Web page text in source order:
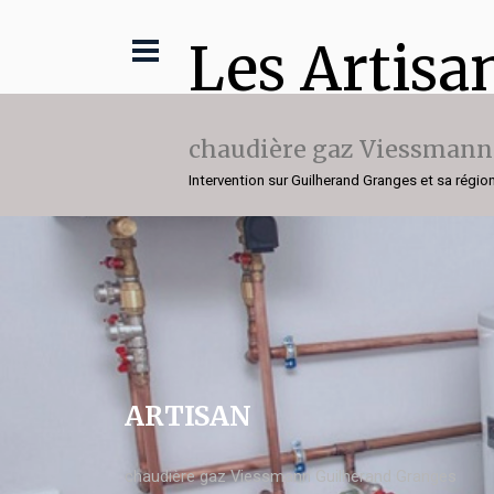
Les
chaudière gaz Viessmann
Intervention sur Guilherand Granges et sa
ARTISAN
chaudière gaz Viessmann Guilherand Granges